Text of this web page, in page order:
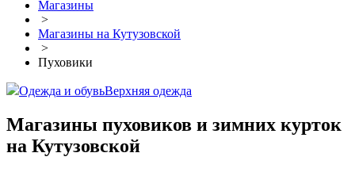
Магазины
>
Магазины на Кутузовской
>
Пуховики
Одежда и обувьВерхняя одежда
Магазины пуховиков и зимних курток
на Кутузовской